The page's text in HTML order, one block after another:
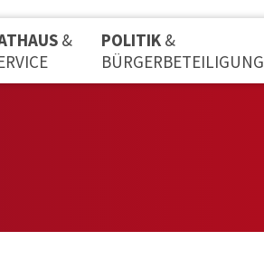
&
POLITIK &
BÜRGERBETEILIGUNG